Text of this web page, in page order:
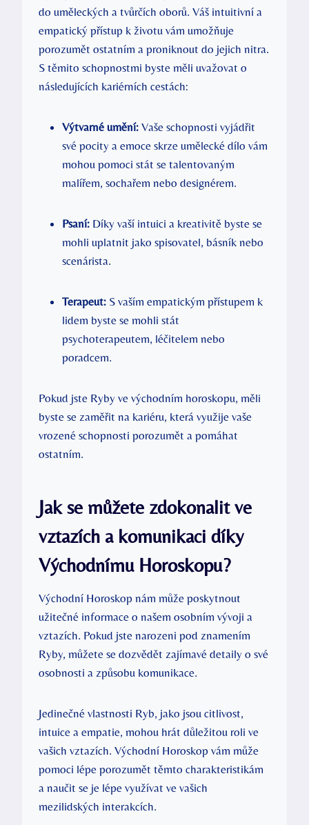
do uměleckých a tvůrčích oborů. Váš intuitivní a
empatický přístup k životu vám umožňuje
porozumět ostatním a proniknout do jejich nitra.
S těmito schopnostmi byste měli uvažovat o
následujících kariérních cestách:
Výtvarné umění: Vaše schopnosti vyjádřit
své pocity a emoce skrze umělecké dílo vám
mohou pomoci stát se talentovaným
malířem, sochařem nebo designérem.
Psaní: Díky vaší intuici a kreativitě byste se
mohli uplatnit jako spisovatel, básník nebo
scenárista.
Terapeut: S vaším empatickým přístupem k
lidem byste se mohli stát
psychoterapeutem, léčitelem nebo
poradcem.
Pokud jste Ryby ve východním horoskopu, měli
byste se zaměřit na kariéru, která využije vaše
vrozené schopnosti porozumět a pomáhat
ostatním.
Jak se můžete zdokonalit ve
vztazích a komunikaci díky
Východnímu Horoskopu?
Východní Horoskop nám může poskytnout
užitečné informace o našem osobním vývoji a
vztazích. Pokud jste narozeni pod znamením
Ryby, můžete se dozvědět zajímavé detaily o své
osobnosti a způsobu komunikace.
Jedinečné vlastnosti Ryb, jako jsou citlivost,
intuice a empatie, mohou hrát důležitou roli ve
vašich vztazích. Východní Horoskop vám může
pomoci lépe porozumět těmto charakteristikám
a naučit se je lépe využívat ve vašich
mezilidských interakcích.